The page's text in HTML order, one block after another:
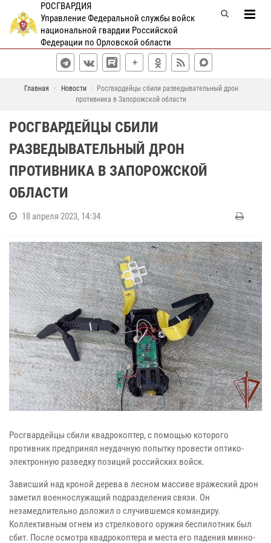
РОСГВАРДИЯ
Управление Федеральной службы войск
национальной гвардии Российской
Федерации по Орловской области
Главная Новости
Росгвардейцы сбили разведывательный дрон
противника в Запорожской области
РОСГВАРДЕЙЦЫ СБИЛИ
РАЗВЕДЫВАТЕЛЬНЫЙ ДРОН
ПРОТИВНИКА В ЗАПОРОЖСКОЙ
ОБЛАСТИ
18 апреля 2023, 14:34
Росгвардейцы сбили квадрокоптер, с помощью которого
противник предпринял неудачную попытку провести оптико-
электронную разведку позиций российских войск.
Зависший над кроной дерева в лесном массиве вражеский дрон
заметил военнослужащий подразделения связи. Он
незамедлительно доложил о случившемся командиру.
Коллективным огнем из стрелкового оружия беспилотник был
сбит. После осмотра квадрокоптера и места его падения минно-